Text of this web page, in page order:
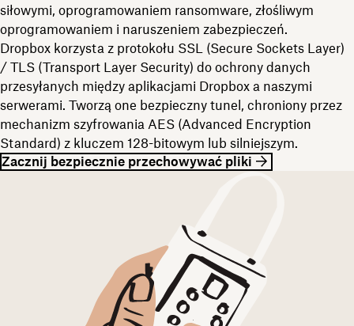
siłowymi, oprogramowaniem ransomware, złośliwym
oprogramowaniem i naruszeniem zabezpieczeń.
Dropbox korzysta z protokołu SSL (Secure Sockets Layer)
/ TLS (Transport Layer Security) do ochrony danych
przesyłanych między aplikacjami Dropbox a naszymi
serwerami. Tworzą one bezpieczny tunel, chroniony przez
mechanizm szyfrowania AES (Advanced Encryption
Standard) z kluczem 128-bitowym lub silniejszym.
Zacznij bezpiecznie przechowywać pliki